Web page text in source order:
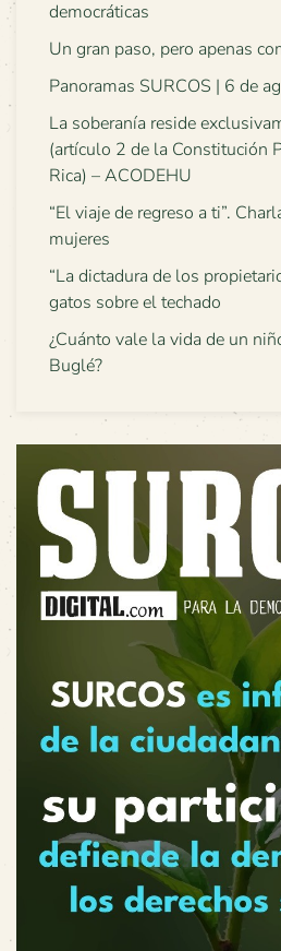
democráticas
Un gran paso, pero apenas
Panoramas SURCOS | 6 de
La soberanía reside
(artículo 2 de la Constitución
Rica) – ACODEHU
“El viaje de regreso a ti”.
mujeres
“La dictadura de los
gatos sobre el techado
¿Cuánto vale la vida de un
Buglé?